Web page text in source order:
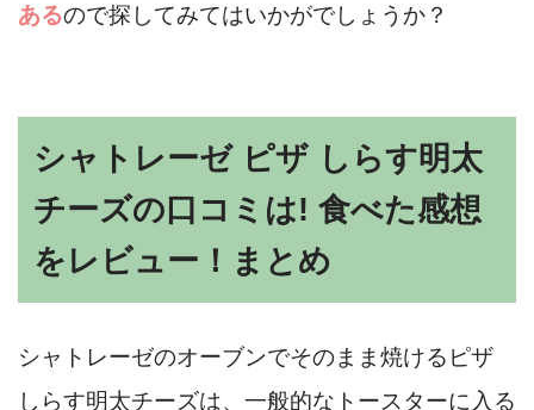
あるので探してみてはいかがでしょうか？
シャトレーゼ ピザ しらす明太
チーズの口コミは! 食べた感想
をレビュー！まとめ
シャトレーゼのオーブンでそのまま焼けるピザ
しらす明太チーズは、一般的なトースターに入る